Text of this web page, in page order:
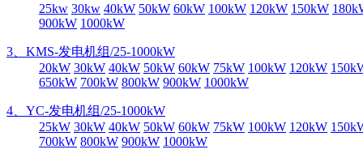
25kw 30kw 40kW 50kW 60kW 100kW 120kW 150kW
900kW 1000kW
3、KMS-发电机组/25-1000kW
20kW 30kW 40kW 50kW 60kW 75kW 100kW 120kW
650kW 700kW 800kW 900kW 1000kW
4、YC-发电机组/25-1000kW
25kW 30kW 40kW 50kW 60kW 75kW 100kW 120kW
700kW 800kW 900kW 1000kW